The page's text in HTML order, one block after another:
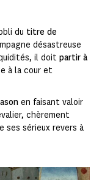
du titre de
désastreuse
il doit partir à
à la cour et
en faisant valoir
chèrement
ses sérieux revers à